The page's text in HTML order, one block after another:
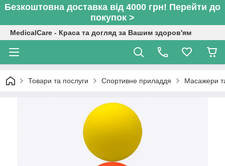
Безкоштовна доставка від 4000 грн! Перейти до
покупок >
MedicalCare - Краса та догляд за Вашим здоров'ям
Товари та послуги Спортивне приладдя Масажери